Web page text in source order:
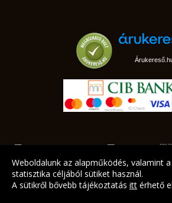
Weboldalunk az alapműködés, valamint
statisztika céljából sütiket használ.
A sütikről bővebb tájékoztatás itt érhető